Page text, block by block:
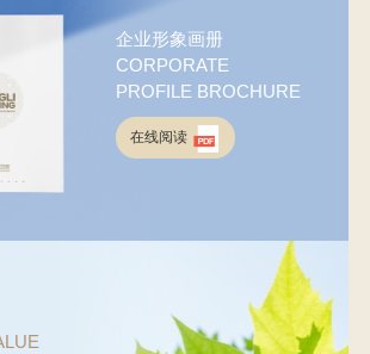
企业形象画册
CORPORATE
PROFILE BROCHURE
在线阅读